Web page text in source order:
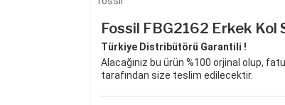
Fossil FBG2162 Erkek Kol
Türkiye Distribütörü Garantili !
Alacağınız bu ürün %100 orjinal olup,
tarafından size teslim edilecektir.